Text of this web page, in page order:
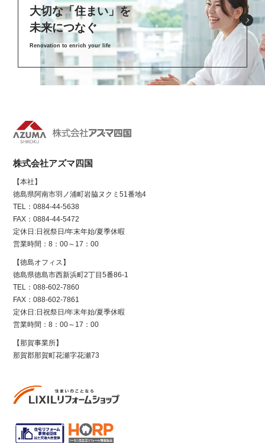
大切な「住まい」を
未来につなぐ
Renovation to enrich your life
株式会社アズマ四国
【本社】
徳島県阿南市羽ノ浦町岩脇ヌクミ51番地4
TEL：0884-44-5638
FAX：0884-44-5472
定休日:日祝祭日/年末年始/夏季休暇
営業時間：8：00～17：00
【徳島オフィス】
徳島県徳島市西新浜町2丁目5番86-1
TEL：088-602-7860
FAX：088-602-7861
定休日:日祝祭日/年末年始/夏季休暇
営業時間：8：00～17：00
【那賀事業所】
那賀郡那賀町花瀬字花瀬73